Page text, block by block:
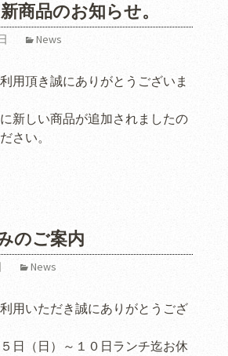
商品のお知らせ。
News
用頂き誠にありがとうございま
に新しい商品が追加されましたの
さい。
のご案内
News
用いただき誠にありがとうござ
日（日）～１０日ランチ迄お休